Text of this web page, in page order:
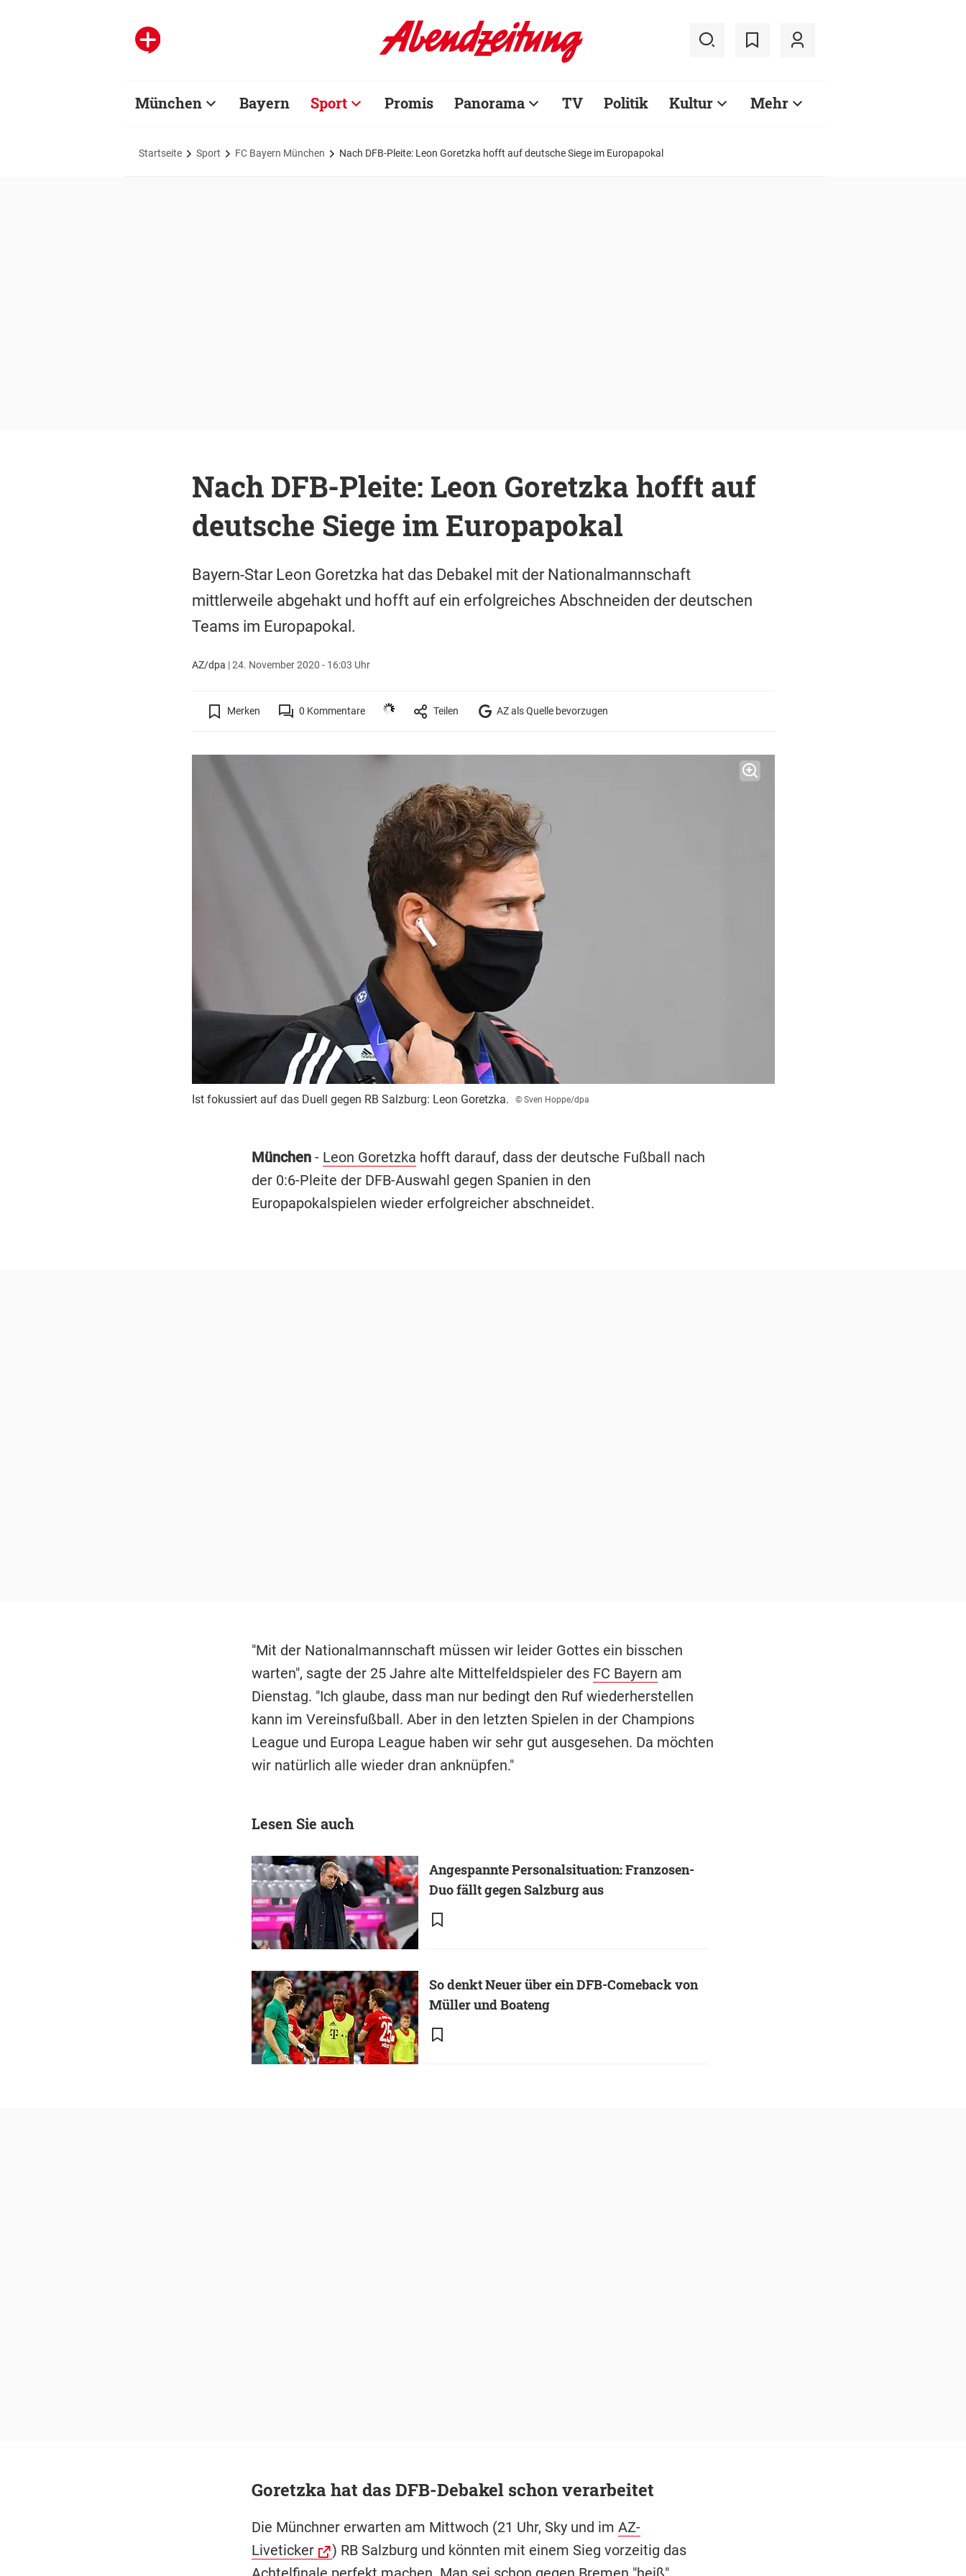
München Bayern Sport Promis Panorama TV Politik Kultur Mehr
Startseite Sport FC Bayern München Nach DFB-Pleite: Leon Goretzka hofft auf deutsche Siege im Europapokal
Nach DFB-Pleite: Leon Goretzka hofft auf
deutsche Siege im Europapokal
Bayern-Star Leon Goretzka hat das Debakel mit der Nationalmannschaft
mittlerweile abgehakt und hofft auf ein erfolgreiches Abschneiden der deutschen
Teams im Europapokal.
AZ/dpa |24. November 2020 - 16:03 Uhr
Merken 0 Kommentare Teilen AZ als Quelle bevorzugen
Ist fokussiert auf das Duell gegen RB Salzburg: Leon Goretzka. © Sven Hoppe/dpa
München- Leon Goretzka hofft darauf, dass der deutsche Fußball nach
der 0:6-Pleite der DFB-Auswahl gegen Spanien in den
Europapokalspielen wieder erfolgreicher abschneidet.
"Mit der Nationalmannschaft müssen wir leider Gottes ein bisschen
warten", sagte der 25 Jahre alte Mittelfeldspieler des FC Bayern am
Dienstag. "Ich glaube, dass man nur bedingt den Ruf wiederherstellen
kann im Vereinsfußball. Aber in den letzten Spielen in der Champions
League und Europa League haben wir sehr gut ausgesehen. Da möchten
wir natürlich alle wieder dran anknüpfen."
Lesen Sie auch
Angespannte Personalsituation: Franzosen-
Duo fällt gegen Salzburg aus
So denkt Neuer über ein DFB-Comeback von
Müller und Boateng
Goretzka hat das DFB-Debakel schon verarbeitet
Die Münchner erwarten am Mittwoch (21 Uhr, Sky und im AZ-
Liveticker
) RB Salzburg und könnten mit einem Sieg vorzeitig das